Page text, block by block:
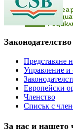
Представяне
Управление и
Европейски
Членство
Списък с
За нас и нашето